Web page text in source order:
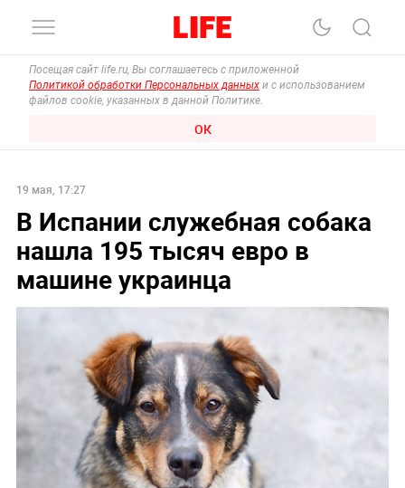
Посещая сайт life.ru, Вы соглашаетесь с приложенной
Политикой обработки Персональных данных и с использованием
файлов cookie, указанных в данной Политике.
ОК
19 мая, 17:27
В Испании служебная собака
нашла 195 тысяч евро в
машине украинца